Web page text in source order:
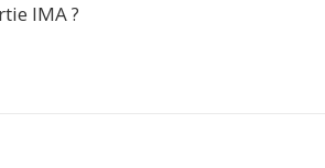
IMA ?